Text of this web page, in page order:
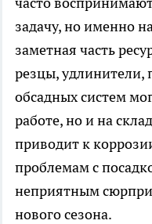
задачу, но именно
заметная часть
резцы, удлинители,
обсадных систем
работе, но и на
приводит к
проблемам с
неприятным
нового сезона.